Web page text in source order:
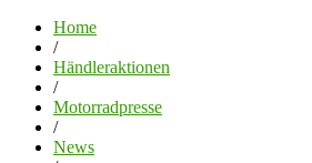
Home
/
Händleraktionen
/
Motorradpresse
/
News